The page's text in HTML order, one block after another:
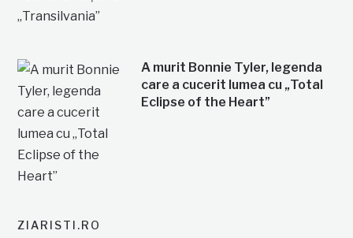
A murit Bonnie Tyler, legenda
care a cucerit lumea cu „Total
Eclipse of the Heart”
ZIARISTI.RO